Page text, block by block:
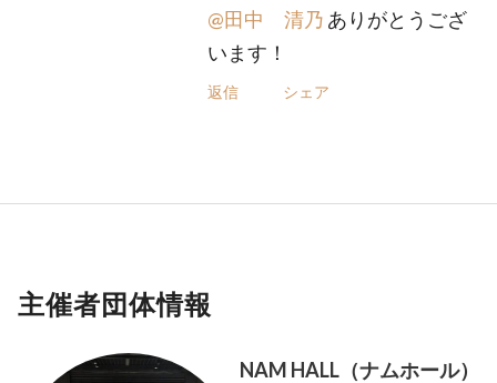
@田中 清乃 ありがとうござ
います！
返信 シェア
主催者団体情報
NAM HALL（ナムホール）